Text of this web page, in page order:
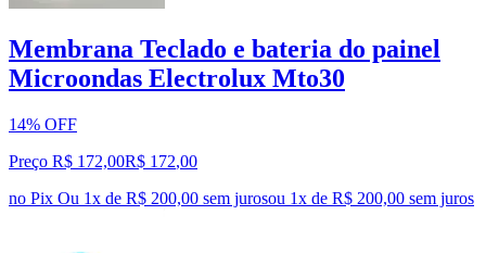
Membrana Teclado e bateria do painel
Microondas Electrolux Mto30
14% OFF
Preço R$ 172,00R$ 172,00
no Pix Ou 1x de R$ 200,00 sem jurosou 1x de R$ 200,00 sem juros